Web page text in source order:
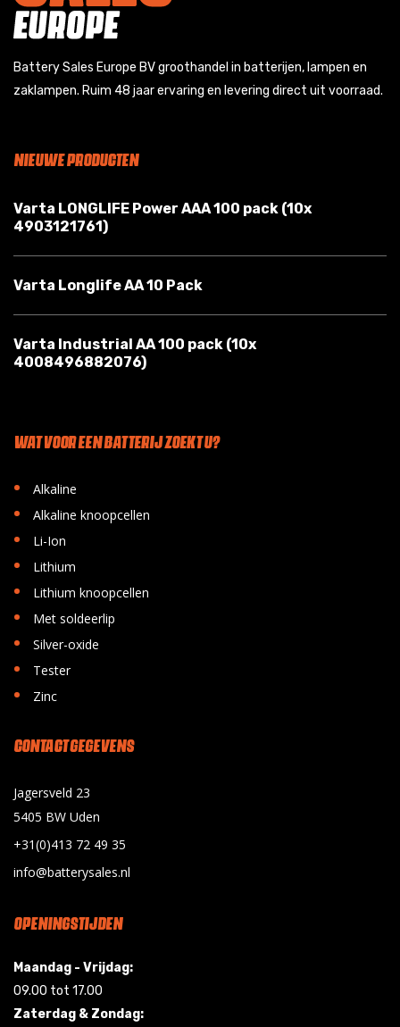
Battery Sales Europe BV groothandel in batterijen, lampen en
zaklampen. Ruim 48 jaar ervaring en levering direct uit voorraad.
NIEUWE PRODUCTEN
Varta LONGLIFE Power AAA 100 pack (10x
4903121761)
Varta Longlife AA 10 Pack
Varta Industrial AA 100 pack (10x
4008496882076)
WAT VOOR EEN BATTERIJ ZOEKT U?
• Alkaline
• Alkaline knoopcellen
• Li-Ion
• Lithium
• Lithium knoopcellen
• Met soldeerlip
• Silver-oxide
• Tester
• Zinc
CONTACT GEGEVENS
Jagersveld 23
5405 BW Uden
+31(0)413 72 49 35
info@batterysales.nl
OPENINGSTIJDEN
Maandag - Vrijdag:
09.00 tot 17.00
Zaterdag & Zondag: